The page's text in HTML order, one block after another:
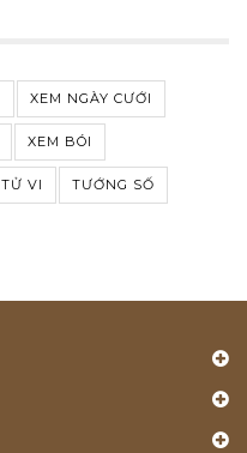
XEM NGÀY CƯỚI
XEM BÓI
TỬ VI TƯỚNG SỐ